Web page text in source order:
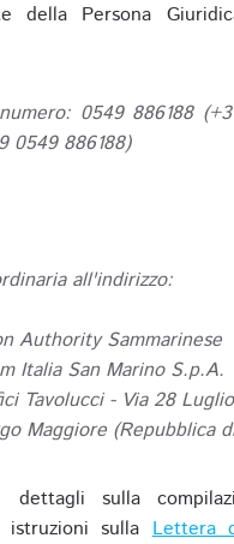
della Persona
0549 886188
0549 886188)
all'indirizzo:
Authority Sammarinese
Italia San Marino S.p.A.
Tavolucci - Via 28
Maggiore (Repubblica
dettagli sulla
istruzioni sullaLettera